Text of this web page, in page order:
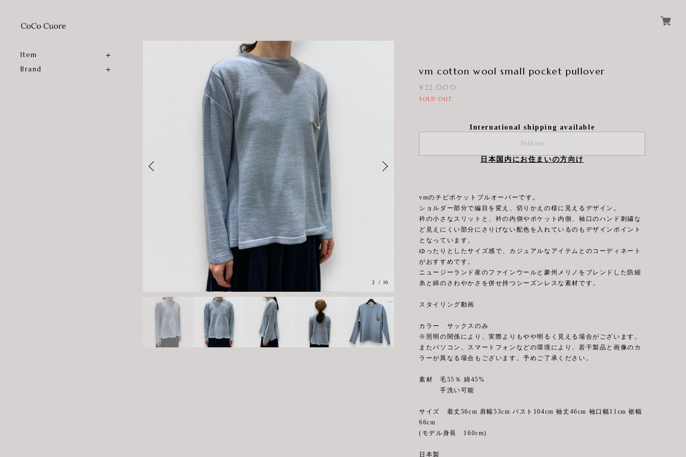
Item
Brand
2 / 16
vm cotton wool small pocket pullover
¥22,000
SOLD OUT
International shipping available
Sold out
日本国内にお住まいの方向け
vmのチビポケットプルオーバーです。
ショルダー部分で編目を変え、切りかえの様に見えるデザイン。
衿の小さなスリットと、衿の内側やポケット内側、袖口のハンド刺繍な
ど見えにくい部分にさりげない配色を入れているのもデザインポイント
となっています。
ゆったりとしたサイズ感で、カジュアルなアイテムとのコーディネート
がおすすめです。
ニュージーランド産のファインウールと豪州メリノをブレンドした防縮
糸と綿のさわやかさを併せ持つシーズンレスな素材です。
スタイリング動画
カラー サックスのみ
※照明の関係により、実際よりもやや明るく見える場合がございます。
またパソコン、スマートフォンなどの環境により、若干製品と画像のカ
ラーが異なる場合もございます。予めご了承ください。
素材 毛55％ 綿45%
手洗い可能
サイズ 着丈56cm 肩幅53cm バスト104cm 袖丈46cm 袖口幅11cm 裾幅
66cm
(モデル身長 160cm)
日本製